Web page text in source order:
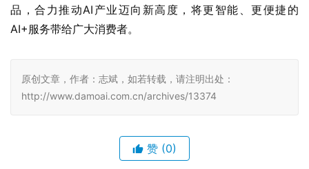
品，合力推动AI产业迈向新高度，将更智能、更便捷的
AI+服务带给广大消费者。
原创文章，作者：志斌，如若转载，请注明出处：
http://www.damoai.com.cn/archives/13374
赞 (0)